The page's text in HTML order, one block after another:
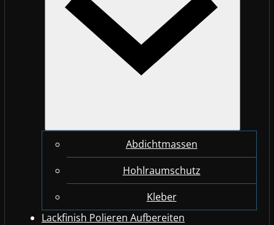
Abdichtmassen
Hohlraumschutz
Kleber
Lackfinish Polieren Aufbereiten